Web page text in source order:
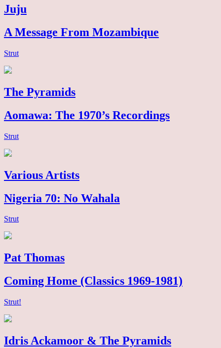
Juju
A Message From Mozambique
Strut
The Pyramids
Aomawa: The 1970’s Recordings
Strut
Various Artists
Nigeria 70: No Wahala
Strut
Pat Thomas
Coming Home (Classics 1969-1981)
Strut!
Idris Ackamoor & The Pyramids